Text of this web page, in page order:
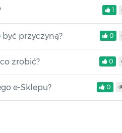
1
przyczyną? 0
zrobić? 0
e-Sklepu? 0